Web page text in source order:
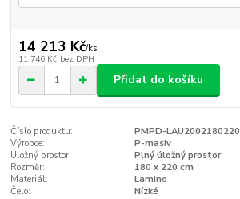
14 213 Kč/ks
11 746 Kč bez DPH
Přidat do košíku
Číslo produktu:
PMPD-LAU2002180220
Výrobce:
P-masiv
Úložný prostor:
Plný úložný prostor
Rozměr:
180 x 220 cm
Materiál:
Lamino
Čelo:
Nízké